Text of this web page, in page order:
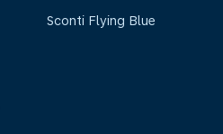
Sconti Flying Blue